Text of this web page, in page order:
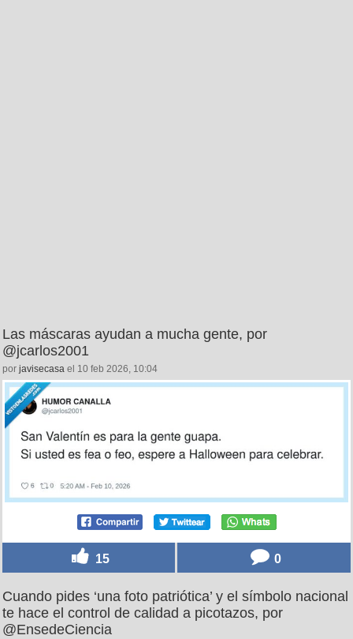
Las máscaras ayudan a mucha gente, por
@jcarlos2001
por javisecasa el 10 feb 2026, 10:04
15 0
Cuando pides ‘una foto patriótica’ y el símbolo nacional
te hace el control de calidad a picotazos, por
@EnsedeCiencia